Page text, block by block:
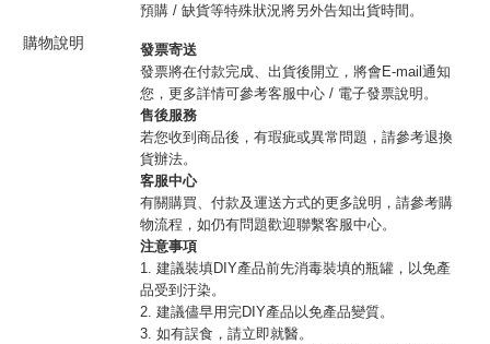
預購 / 缺貨等特殊狀況將另外告知出貨時間。
購物說明
發票寄送
發票將在付款完成、出貨後開立，將會E-mail通知
您，更多詳情可參考客服中心 / 電子發票說明。
售後服務
若您收到商品後，有瑕疵或異常問題，請參考退換
貨辦法。
客服中心
有關購買、付款及運送方式的更多說明，請參考購
物流程，如仍有問題歡迎聯繫客服中心。
注意事項
1. 建議裝填DIY產品前先消毒裝填的瓶罐，以免產
品受到汙染。
2. 建議儘早用完DIY產品以免產品變質。
3. 如有誤食，請立即就醫。